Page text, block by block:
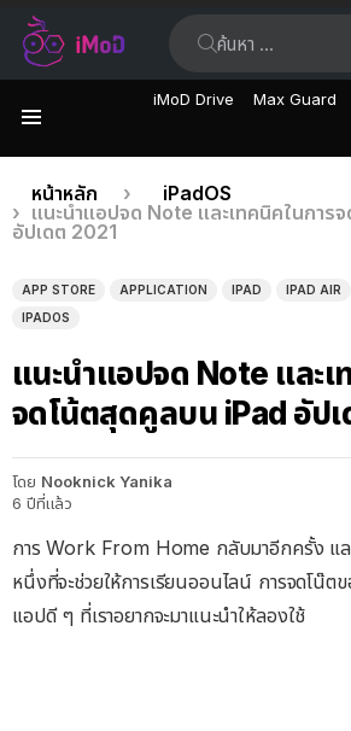
iMoD Drive Max Guard
เรื่อง
ล่าสุด
คุณอยู่ที่นี่:
หน้าหลัก
iPadOS
แนะนำแอปจด Note และเทคนิคในการ
อัปเดต 2021
APP STORE APPLICATION IPAD IPAD AIR
IPADOS
แนะนำแอปจด Note และเ
จดโน้ตสุดคูลบน iPad อัป
โดย Nooknick Yanika
6 ปีที่แล้ว
การ Work From Home กลับมาอีกครั้ง แ
หนึ่งที่จะช่วยให้การเรียนออนไลน์ การจดโน๊ต
แอปดี ๆ ที่เราอยากจะมาแนะนำให้ลองใช้